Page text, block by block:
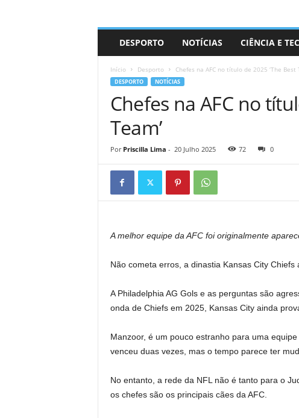
r
DESPORTO NOTÍCIAS CIÊNCIA E
Início Desporto Chefes na AFC no título de 2025 ‘The Best
DESPORTO NOTÍCIAS
Chefes na AFC no
Team’
Por Priscilla Lima - 20 Julho 2025 72 0
A melhor equipe da AFC foi originalmente
Não cometa erros, a dinastia Kansas City Chiefs
A Philadelphia AG Gols e as perguntas são
onda de Chiefs em 2025, Kansas City ainda
Manzoor, é um pouco estranho para uma
venceu duas vezes, mas o tempo parece ter
No entanto, a rede da NFL não é tanto para o
os chefes são os principais cães da AFC.